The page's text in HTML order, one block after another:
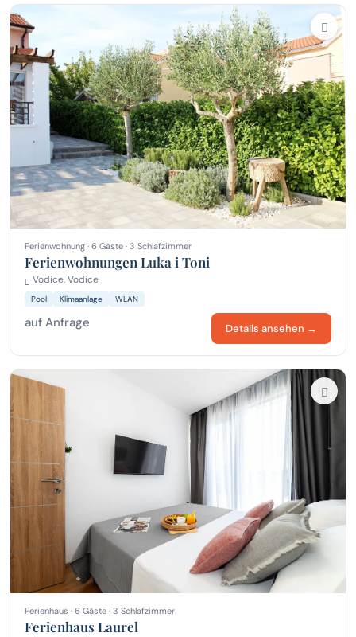
Ferienwohnung · 6 Gäste · 3 Schlafzimmer
Ferienwohnungen Luka i Toni
Vodice, Vodice
Pool Klimaanlage WLAN
auf Anfrage Details ansehen →
Ferienhaus · 6 Gäste · 3 Schlafzimmer
Ferienhaus Laurel